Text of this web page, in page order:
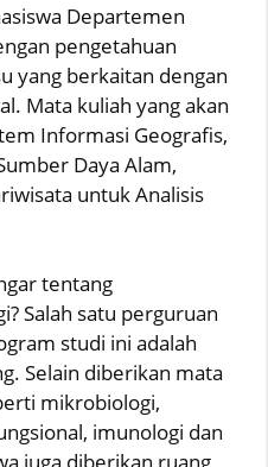
Departemen
pengetahuan
yang berkaitan dengan
Mata kuliah yang akan
Informasi Geografis,
Daya Alam,
untuk Analisis
tentang
Salah satu perguruan
studi ini adalah
Selain diberikan mata
mikrobiologi,
imunologi dan